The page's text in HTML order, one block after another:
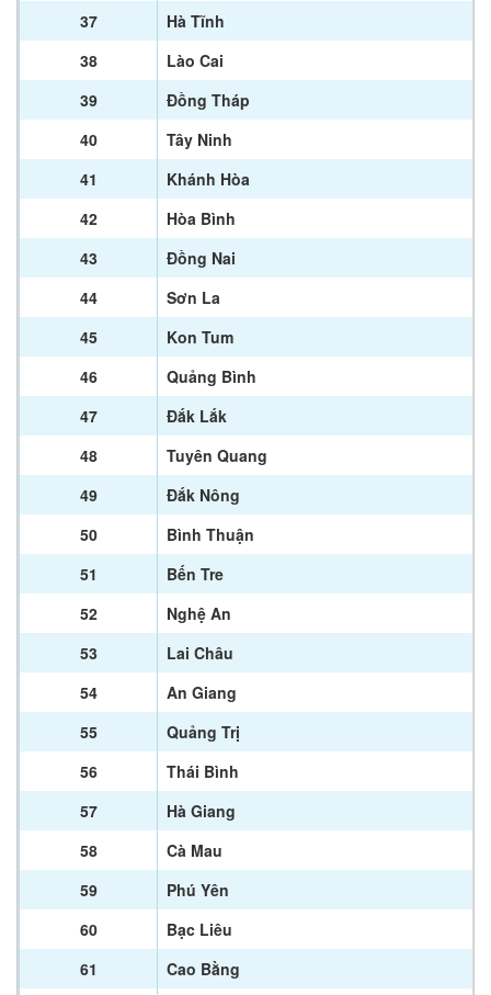
37
Hà Tĩnh
38
Lào Cai
39
Đồng Tháp
40
Tây Ninh
41
Khánh Hòa
42
Hòa Bình
43
Đồng Nai
44
Sơn La
45
Kon Tum
46
Quảng Bình
47
Đắk Lắk
48
Tuyên Quang
49
Đắk Nông
50
Bình Thuận
51
Bến Tre
52
Nghệ An
53
Lai Châu
54
An Giang
55
Quảng Trị
56
Thái Bình
57
Hà Giang
58
Cà Mau
59
Phú Yên
60
Bạc Liêu
61
Cao Bằng